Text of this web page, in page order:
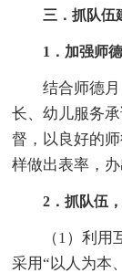
三．抓队伍
1．加强师
结合师德月
长、幼儿服务
督，以良好的
样做出表率，
2．抓队伍
（1）利用互
采用“以人为本